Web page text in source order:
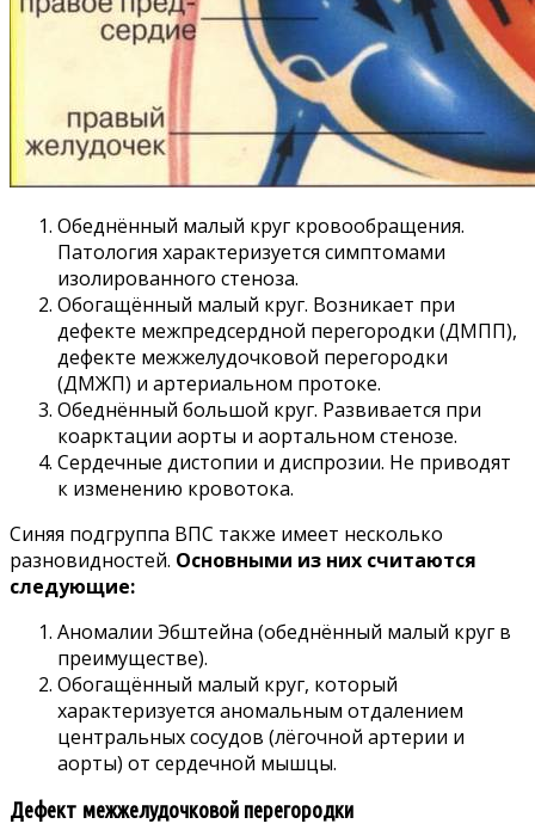
Обеднённый малый круг кровообращения.
Патология характеризуется симптомами
изолированного стеноза.
Обогащённый малый круг. Возникает при
дефекте межпредсердной перегородки (ДМПП),
дефекте межжелудочковой перегородки
(ДМЖП) и артериальном протоке.
Обеднённый большой круг. Развивается при
коарктации аорты и аортальном стенозе.
Сердечные дистопии и диспрозии. Не приводят
к изменению кровотока.
Синяя подгруппа ВПС также имеет несколько
разновидностей. Основными из них считаются
следующие:
Аномалии Эбштейна (обеднённый малый круг в
преимуществе).
Обогащённый малый круг, который
характеризуется аномальным отдалением
центральных сосудов (лёгочной артерии и
аорты) от сердечной мышцы.
Дефект межжелудочковой перегородки